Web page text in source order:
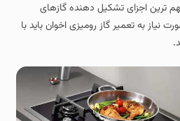
ترین اجزای تشکیل دهنده گازهای
نیاز به تعمیر گاز رومیزی اخوان باید با